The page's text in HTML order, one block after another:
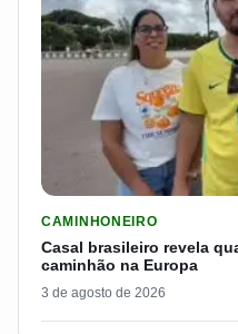
CAMINHONEIRO
Casal brasileiro revela
caminhão na Europa
3 de agosto de 2026